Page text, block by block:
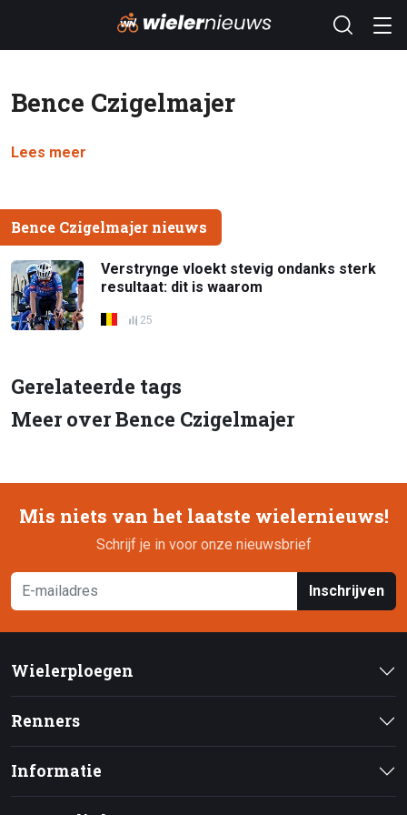
Bence Czigelmajer
Lees meer
Bence Czigelmajer nieuws
Verstrynge vloekt stevig ondanks sterk
resultaat: dit is waarom
25
Gerelateerde tags
Meer over Bence Czigelmajer
Mis niets van het laatste wielernieuws!
Schrijf je in voor onze nieuwsbrief
Inschrijven
Wielerploegen
Renners
Informatie